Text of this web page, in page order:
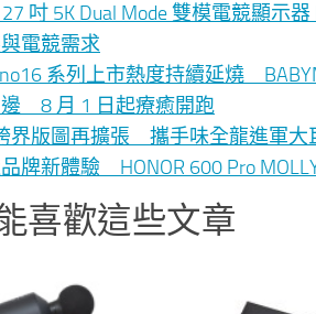
27 吋 5K Dual Mode 雙模電競顯
電競需求
系列上市熱度持續延燒
8 月 1 日起療癒開跑
界版圖再擴張 攜手味全龍進軍
牌新體驗 HONOR 600 Pro
喜歡這些文章